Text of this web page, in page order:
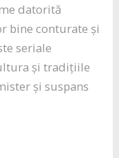
datorită
bine conturate și
seriale
și tradițiile
și suspans